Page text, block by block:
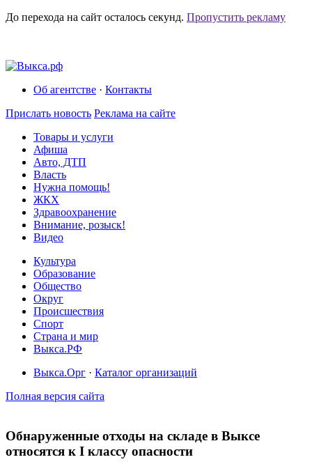
До перехода на сайт осталось секунд. Пропустить рекламу
Об агентстве · Контакты
Прислать новость Реклама на сайте
Товары и услуги
Афиша
Авто, ДТП
Власть
Нужна помощь!
ЖКХ
Здравоохранение
Внимание, розыск!
Видео
Культура
Образование
Общество
Округ
Происшествия
Спорт
Страна и мир
Выкса.РФ
Выкса.Орг · Каталог организаций
Полная версия сайта
Обнаруженные отходы на складе в Выксе
относятся к I классу опасности